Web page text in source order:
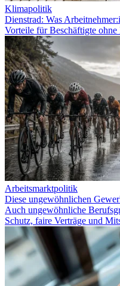
Klimapolitik
Dienstrad: Was
Vorteile für Beschäftigte
Arbeitsmarktpolitik
Diese ungewöhnlichen
Auch ungewöhnliche
Schutz, faire Verträge und